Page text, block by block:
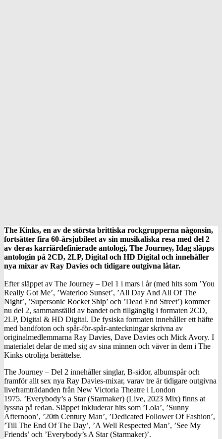
The Kinks, en av de största brittiska rockgrupperna någonsin,
fortsätter fira 60-årsjubileet av sin musikaliska resa med del 2
av deras karriärdefinierade antologi, The Journey, Idag släpps
antologin på 2CD, 2LP, Digital och HD Digital och innehåller
nya mixar av Ray Davies och tidigare outgivna låtar.
Efter släppet av The Journey – Del 1 i mars i år (med hits som ’You
Really Got Me’, ’Waterloo Sunset’, ’All Day And All Of The
Night’, ’Supersonic Rocket Ship’ och ’Dead End Street’) kommer
nu del 2, sammanställd av bandet och tillgänglig i formaten 2CD,
2LP, Digital & HD Digital. De fysiska formaten innehåller ett häfte
med bandfoton och spår-för-spår-anteckningar skrivna av
originalmedlemmarna Ray Davies, Dave Davies och Mick Avory. I
materialet delar de med sig av sina minnen och väver in dem i The
Kinks otroliga berättelse.
The Journey – Del 2 innehåller singlar, B-sidor, albumspår och
framför allt sex nya Ray Davies-mixar, varav tre är tidigare outgivna
liveframträdanden från New Victoria Theatre i London
1975. ’Everybody’s a Star (Starmaker) (Live, 2023 Mix) finns at
lyssna på redan. Släppet inkluderar hits som ’Lola’, ’Sunny
Afternoon’, ’20th Century Man’, ’Dedicated Follower Of Fashion’,
’Till The End Of The Day’, ’A Well Respected Man’, ’See My
Friends’ och ’Everybody’s A Star (Starmaker)’.